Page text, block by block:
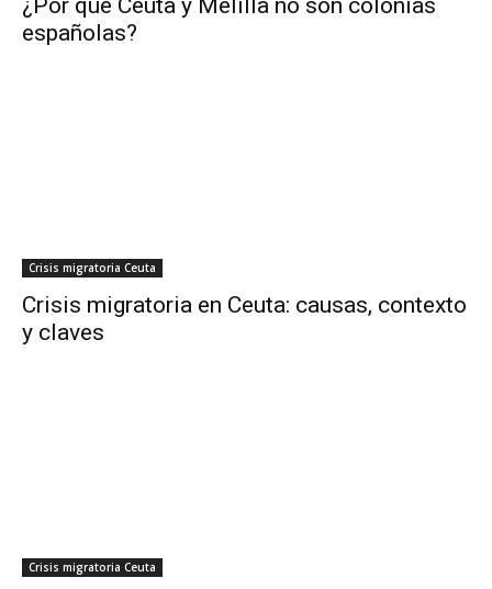
¿Por qué Ceuta y Melilla no son colonias
españolas?
Crisis migratoria Ceuta
Crisis migratoria en Ceuta: causas, contexto
y claves
Crisis migratoria Ceuta